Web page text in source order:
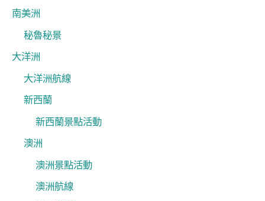
南美洲
秘魯秘景
大洋洲
大洋洲航線
新西蘭
新西蘭景點活動
澳洲
澳洲景點活動
澳洲航線